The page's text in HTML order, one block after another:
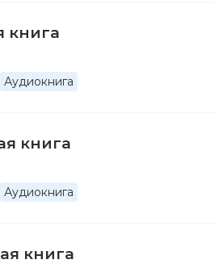
книга
Аудиокнига
книга
Аудиокнига
книга